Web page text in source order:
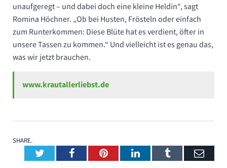
unaufgeregt – und dabei doch eine kleine Heldin“, sagt
Romina Höchner. „Ob bei Husten, Frösteln oder einfach
zum Runterkommen: Diese Blüte hat es verdient, öfter in
unsere Tassen zu kommen.“ Und vielleicht ist es genau das,
was wir jetzt brauchen.
www.krautallerliebst.de
SHARE.
TwitterFacebookPinterestLinkedInTumblr